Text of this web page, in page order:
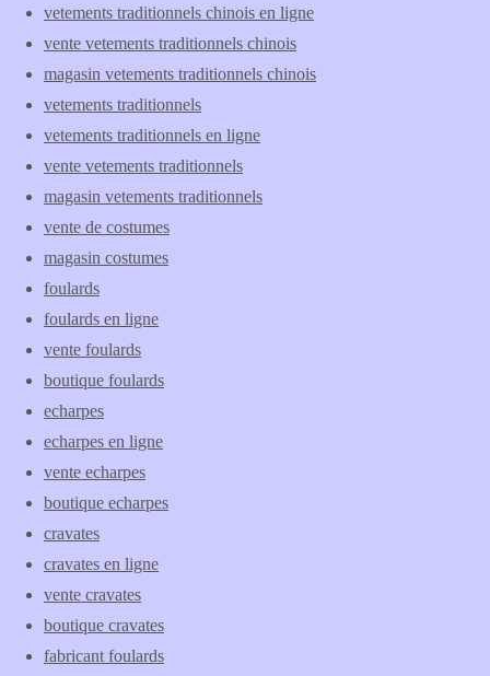
vetements traditionnels chinois en ligne
vente vetements traditionnels chinois
magasin vetements traditionnels chinois
vetements traditionnels
vetements traditionnels en ligne
vente vetements traditionnels
magasin vetements traditionnels
vente de costumes
magasin costumes
foulards
foulards en ligne
vente foulards
boutique foulards
echarpes
echarpes en ligne
vente echarpes
boutique echarpes
cravates
cravates en ligne
vente cravates
boutique cravates
fabricant foulards